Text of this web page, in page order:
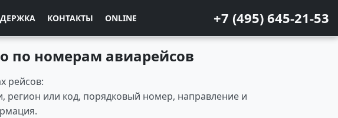
КОНТАКТЫ ONLINE +7 (495) 645-21-53
по номерам авиарейсов
рейсов:
регион или код, порядковый номер, направление и